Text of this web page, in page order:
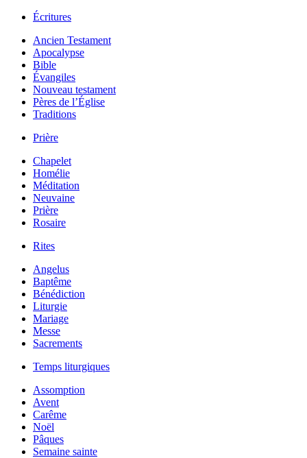
Écritures
Ancien Testament
Apocalypse
Bible
Évangiles
Nouveau testament
Pères de l’Église
Traditions
Prière
Chapelet
Homélie
Méditation
Neuvaine
Prière
Rosaire
Rites
Angelus
Baptême
Bénédiction
Liturgie
Mariage
Messe
Sacrements
Temps liturgiques
Assomption
Avent
Carême
Noël
Pâques
Semaine sainte